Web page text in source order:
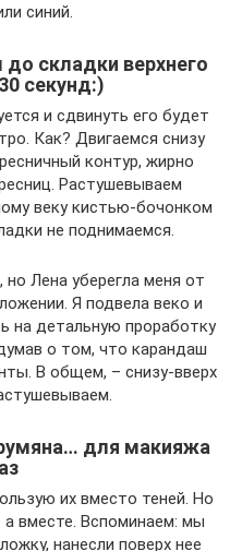
синий.
складки верхнего
секунд:)
и сдвинуть его будет
Как? Двигаемся снизу
контур, жирно
Растушевываем
веку кистью-бочонком
не поднимаемся.
Лена уберегла меня от
Я подвела веко и
на детальную проработку
о том, что карандаш
В общем, – снизу-вверх
для макияжа
их вместо теней. Но
вместе. Вспоминаем: мы
нанесли поверх нее